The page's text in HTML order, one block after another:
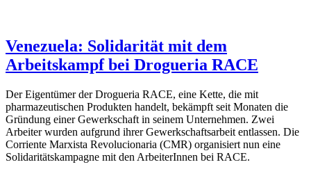
Venezuela: Solidarität mit dem
Arbeitskampf bei Drogueria RACE
Der Eigentümer der Drogueria RACE, eine Kette, die mit
pharmazeutischen Produkten handelt, bekämpft seit Monaten die
Gründung einer Gewerkschaft in seinem Unternehmen. Zwei
Arbeiter wurden aufgrund ihrer Gewerkschaftsarbeit entlassen. Die
Corriente Marxista Revolucionaria (CMR) organisiert nun eine
Solidaritätskampagne mit den ArbeiterInnen bei RACE.